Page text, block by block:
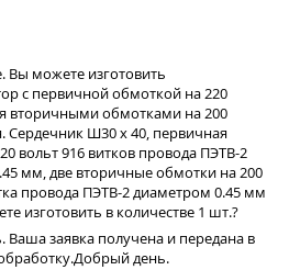
Вы можете изготовить
с первичной обмоткой на 220
вторичными обмотками на 200
Сердечник Ш30 х 40, первичная
вольт 916 витков провода ПЭТВ-2
мм, две вторичные обмотки на 200
провода ПЭТВ-2 диаметром 0.45 мм
изготовить в количестве 1 шт.?
заявка получена и передана в
день.